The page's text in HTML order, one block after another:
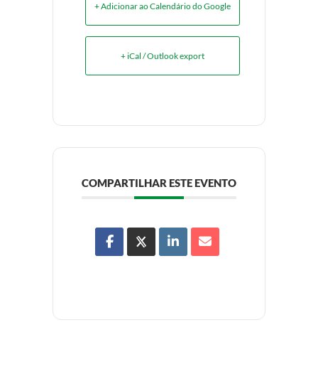
+ Adicionar ao Calendário do Google
+ iCal / Outlook export
COMPARTILHAR ESTE EVENTO